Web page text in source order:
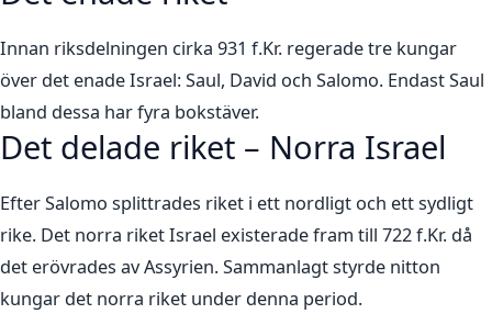
Innan riksdelningen cirka 931 f.Kr. regerade tre kungar
över det enade Israel: Saul, David och Salomo. Endast Saul
bland dessa har fyra bokstäver.
Det delade riket – Norra Israel
Efter Salomo splittrades riket i ett nordligt och ett sydligt
rike. Det norra riket Israel existerade fram till 722 f.Kr. då
det erövrades av Assyrien. Sammanlagt styrde nitton
kungar det norra riket under denna period.